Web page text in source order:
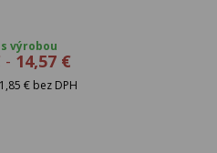
výrobou
- 14,57 €
€ bez DPH